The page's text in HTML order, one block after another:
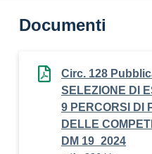
Documenti
Circ. 128
SELEZIONE DI
9 PERCORSI DI
DELLE
DM 19_2024